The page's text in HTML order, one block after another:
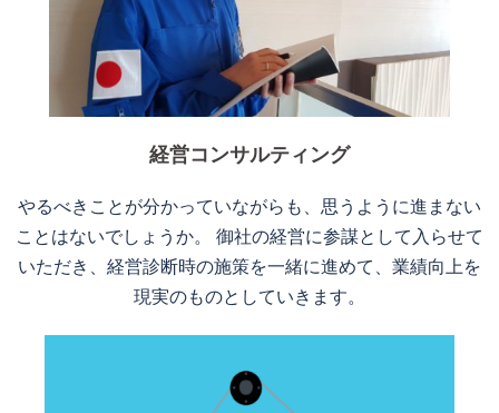
経営コンサルティング
やるべきことが分かっていながらも、思うように進まない
ことはないでしょうか。 御社の経営に参謀として入らせて
いただき、経営診断時の施策を一緒に進めて、業績向上を
現実のものとしていきます。